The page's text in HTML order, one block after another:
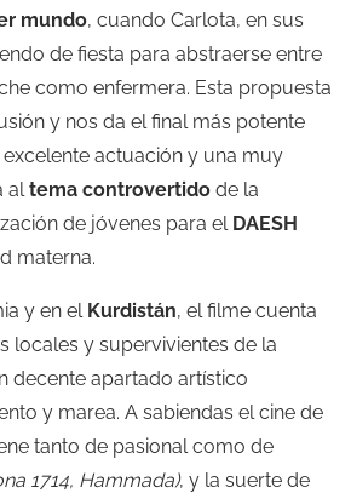
mundo, cuando Carlota, en sus
de fiesta para abstraerse entre
como enfermera. Esta propuesta
y nos da el final más potente
actuación y una muy
altema controvertido de la
de jóvenes para el DAESH
materna.
y en el Kurdistán, el filme cuenta
locales y supervivientes de la
decente apartado artístico
y marea. A sabiendas el cine de
tanto de pasional como de
1714, Hammada), y la suerte de